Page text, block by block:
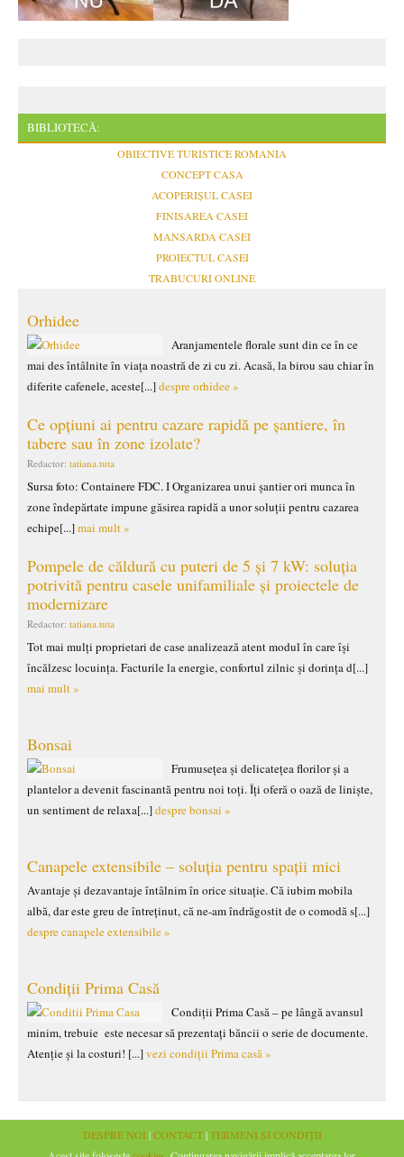
BIBLIOTECĂ:
OBIECTIVE TURISTICE ROMANIA
CONCEPT CASA
ACOPERIȘUL CASEI
FINISAREA CASEI
MANSARDA CASEI
PROIECTUL CASEI
TRABUCURI ONLINE
Orhidee
Aranjamentele florale sunt din ce în ce
mai des întâlnite în viața noastră de zi cu zi. Acasă, la birou sau chiar în
diferite cafenele, aceste[...]despre orhidee »
Ce opțiuni ai pentru cazare rapidă pe șantiere, în
tabere sau în zone izolate?
Redactor: tatiana.tuta
Sursa foto: Containere FDC. I Organizarea unui șantier ori munca în
zone îndepărtate impune găsirea rapidă a unor soluții pentru cazarea
echipe[...]mai mult »
Pompele de căldură cu puteri de 5 și 7 kW: soluția
potrivită pentru casele unifamiliale și proiectele de
modernizare
Redactor: tatiana.tuta
Tot mai mulți proprietari de case analizează atent modul în care își
încălzesc locuința. Facturile la energie, confortul zilnic și dorința d[...]
mai mult »
Bonsai
Frumusețea și delicatețea florilor și a
plantelor a devenit fascinantă pentru noi toți. Îți oferă o oază de liniște,
un sentiment de relaxa[...]despre bonsai »
Canapele extensibile – soluția pentru spații mici
Avantaje și dezavantaje întâlnim în orice situație. Că iubim mobila
albă, dar este greu de întreținut, că ne-am îndrăgostit de o comodă s[...]
despre canapele extensibile »
Condiții Prima Casă
Condiții Prima Casă – pe lângă avansul
minim, trebuie este necesar să prezentați băncii o serie de documente.
Atenție și la costuri! [...]vezi condiții Prima casă »
DESPRE NOI |CONTACT|TERMENI ȘI CONDIȚII